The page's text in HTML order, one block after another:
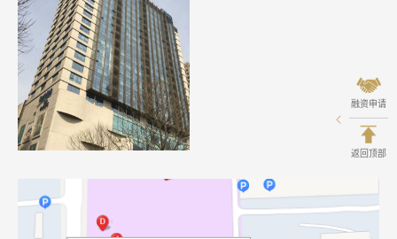
融资申请
返回顶部